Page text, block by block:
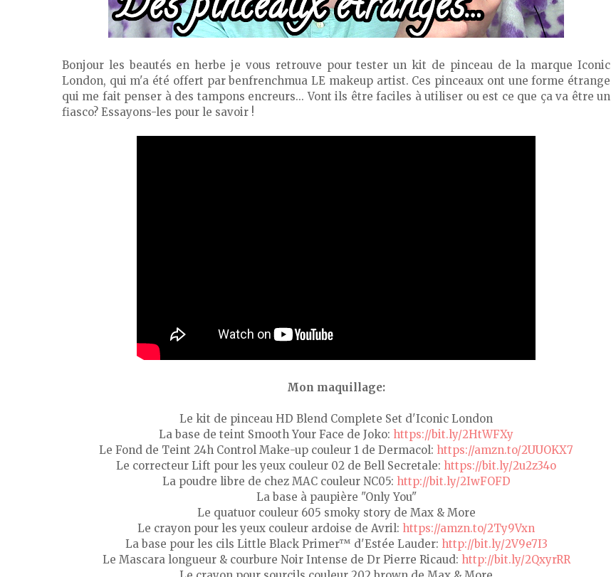
Bonjour les beautés en herbe je vous retrouve pour tester un kit de pinceau de la marque Iconic
London, qui m'a été offert par benfrenchmua LE makeup artist. Ces pinceaux ont une forme étrange
qui me fait penser à des tampons encreurs... Vont ils être faciles à utiliser ou est ce que ça va être un
fiasco? Essayons-les pour le savoir !
Mon maquillage:
Le kit de pinceau HD Blend Complete Set d'Iconic London
La base de teint Smooth Your Face de Joko: https://bit.ly/2HtWFXy
Le Fond de Teint 24h Control Make-up couleur 1 de Dermacol: https://amzn.to/2UUOKX7
Le correcteur Lift pour les yeux couleur 02 de Bell Secretale: https://bit.ly/2u2z34o
La poudre libre de chez MAC couleur NC05: http://bit.ly/2IwFOFD
La base à paupière "Only You"
Le quatuor couleur 605 smoky story de Max & More
Le crayon pour les yeux couleur ardoise de Avril: https://amzn.to/2Ty9Vxn
La base pour les cils Little Black Primer™ d'Estée Lauder: http://bit.ly/2V9e7I3
Le Mascara longueur & courbure Noir Intense de Dr Pierre Ricaud: http://bit.ly/2QxyrRR